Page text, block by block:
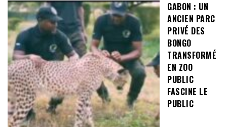
GABON : UN
ANCIEN PARC
PRIVÉ DES
BONGO
TRANSFORMÉ
EN ZOO
PUBLIC
FASCINE LE
PUBLIC